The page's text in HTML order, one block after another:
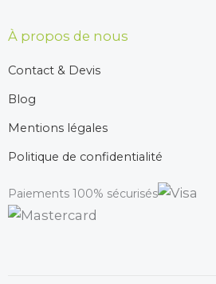
À propos de nous
Contact & Devis
Blog
Mentions légales
Politique de confidentialité
Paiements 100% sécurisés